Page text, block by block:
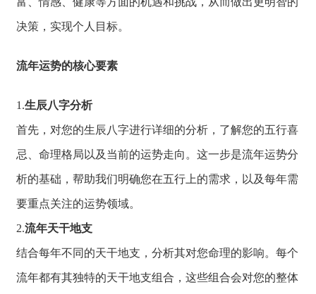
决策， 实现个人目标。
流年运势的核心要素
1.生辰八字分析
首先， 对您的生辰八字进行详细的分析， 了解您的五行喜
忌、 命理格局以及当前的运势走向。 这一步是流年运势分
析的基础， 帮助我们明确您在五行上的需求， 以及每年需
要重点关注的运势领域。
2.流年天干地支
结合每年不同的天干地支， 分析其对您命理的影响。 每个
流年都有其独特的天干地支组合 ， 这些组合会对您的整体